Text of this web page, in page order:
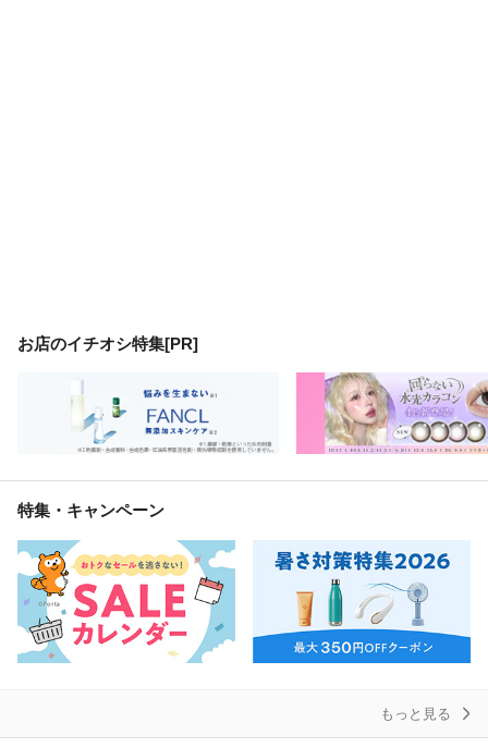
お店のイチオシ特集[PR]
特集・キャンペーン
もっと見る